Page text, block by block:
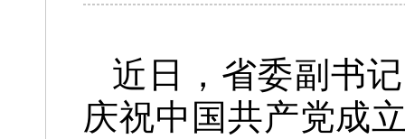
近日，省委副书
庆祝中国共产党成